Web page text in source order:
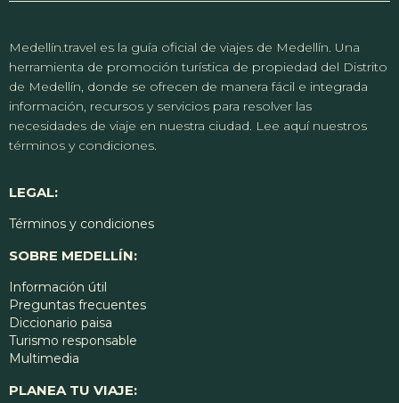
Medellín.travel es la guía oficial de viajes de Medellín. Una
herramienta de promoción turística de propiedad del Distrito
de Medellín, donde se ofrecen de manera fácil e integrada
información, recursos y servicios para resolver las
necesidades de viaje en nuestra ciudad. Lee aquí nuestros
términos y condiciones.
LEGAL:
Términos y condiciones
SOBRE MEDELLÍN:
Información útil
Preguntas frecuentes
Diccionario paisa
Turismo responsable
Multimedia
PLANEA TU VIAJE: